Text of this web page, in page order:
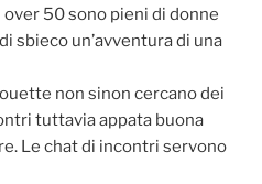
50 sono pieni di donne
sbieco un’avventura di una
non sinon cercano dei
tuttavia appata buona
Le chat di incontri servono